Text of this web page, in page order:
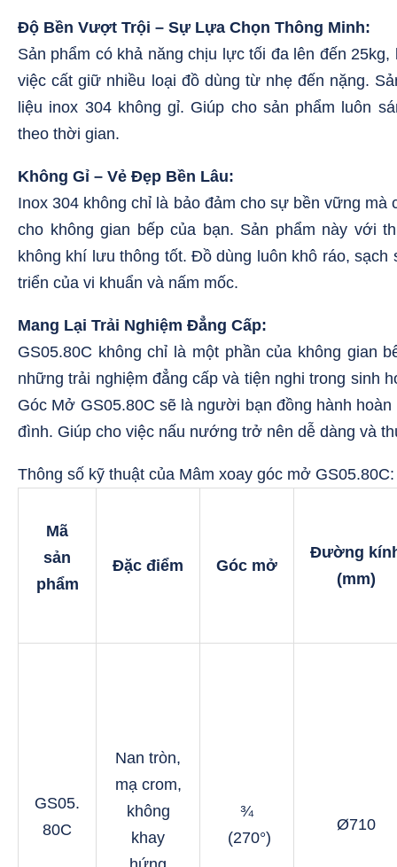
Độ Bền Vượt Trội – Sự Lựa Chọn Thông Minh:
Sản phẩm có khả năng chịu lực tối đa lên đến
việc cất giữ nhiều loại đồ dùng từ nhẹ đến nặng.
liệu inox 304 không gỉ. Giúp cho sản phẩm luôn
theo thời gian.
Không Gỉ – Vẻ Đẹp Bền Lâu:
Inox 304 không chỉ là bảo đảm cho sự bền vững mà
cho không gian bếp của bạn. Sản phẩm này với
không khí lưu thông tốt. Đồ dùng luôn khô ráo, sạch
triển của vi khuẩn và nấm mốc.
Mang Lại Trải Nghiệm Đẳng Cấp:
GS05.80C không chỉ là một phần của không gian
những trải nghiệm đẳng cấp và tiện nghi trong sinh
Góc Mở GS05.80C sẽ là người bạn đồng hành
đình. Giúp cho việc nấu nướng trở nên dễ dàng và
Thông số kỹ thuật của Mâm xoay góc mở GS05.80C:
Mã
sản
phẩm
Đặc điểm Góc mở
Đường
(mm)
GS05.
80C
Nan tròn,
mạ crom,
không
khay
¾
(270°)
Ø710